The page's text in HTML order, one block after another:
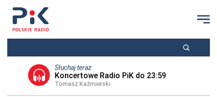
Słuchaj teraz
Koncertowe Radio PiK do 23:59
Tomasz Kaźmierski